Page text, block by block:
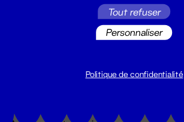
Du lundi au vendredi 14h → 18h
Tout refuser
Personnaliser
Politique de confidentialité